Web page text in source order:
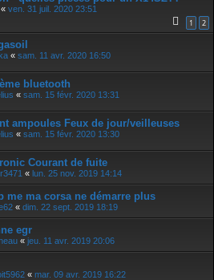
« ven. 31 juil. 2020 23:51
1 2
« sam. 11 avr. 2020 16:50
bluetooth
« sam. 15 févr. 2020 13:31
ampoules Feux de jour/veilleuses
« sam. 15 févr. 2020 13:30
Courant de fuite
« lun. 25 nov. 2019 14:14
me ma corsa ne démarre plus
« dim. 22 sept. 2019 18:19
egr
« jeu. 11 avr. 2019 20:06
« mar. 09 avr. 2019 16:22